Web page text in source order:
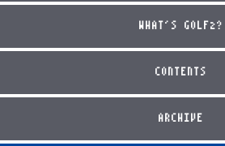
WHAT'S GOLF2?
CONTENTS
ARCHIVE